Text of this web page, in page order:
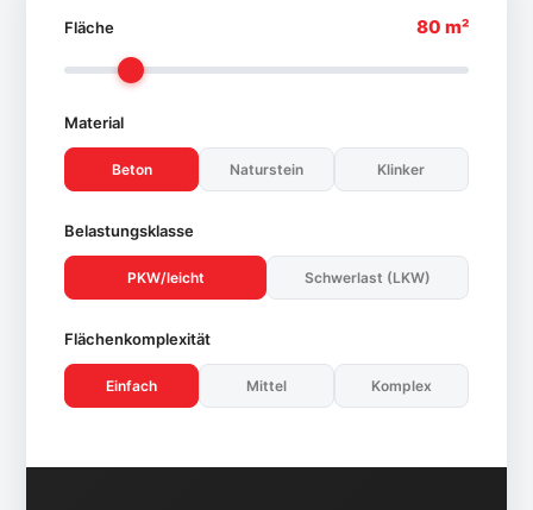
Fläche 80 m²
Material
Beton Naturstein Klinker
Belastungsklasse
PKW/leicht Schwerlast (LKW)
Flächenkomplexität
Einfach Mittel Komplex